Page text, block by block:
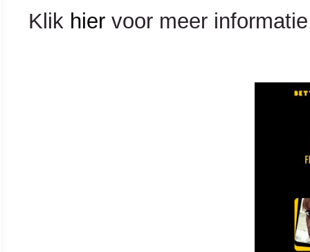
Klik hier voor meer